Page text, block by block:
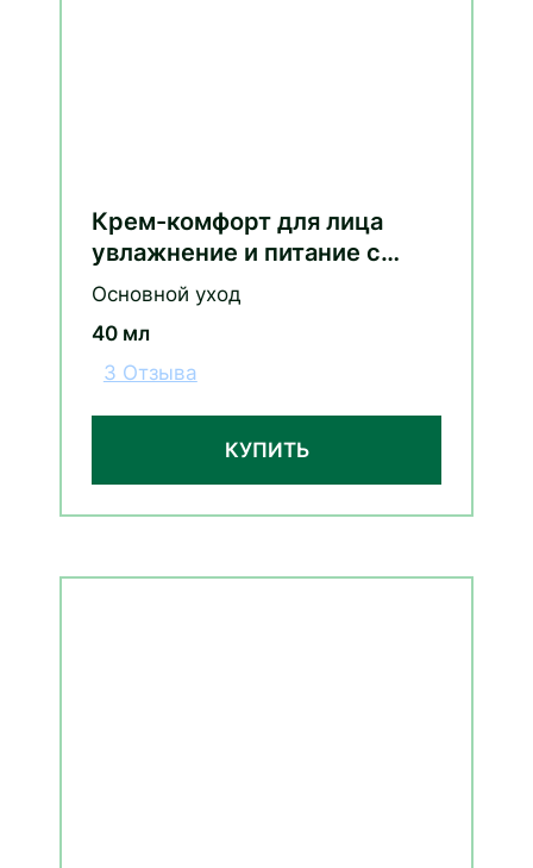
Крем-комфорт для лица
увлажнение и питание с
витамином E и пребиотиками
Основной уход
40 мл
3 Отзыва
КУПИТЬ